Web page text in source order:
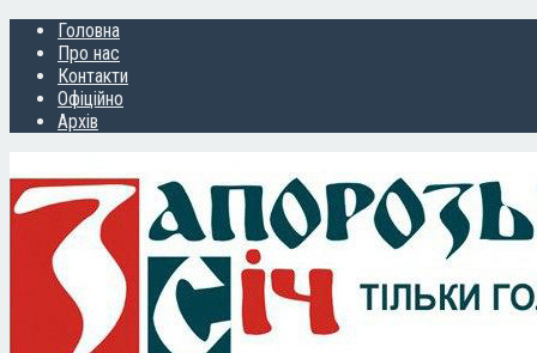
Головна
Про нас
Контакти
Офіційно
Архів